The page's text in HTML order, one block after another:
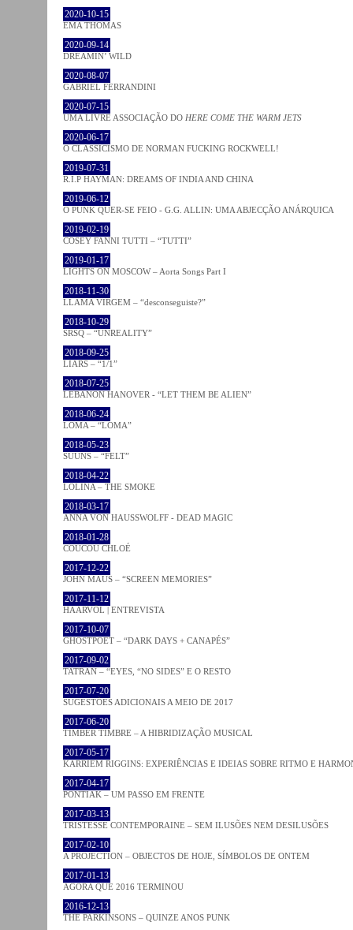
2020-10-15
EMA THOMAS
2020-09-14
DREAMIN’ WILD
2020-08-07
GABRIEL FERRANDINI
2020-07-15
UMA LIVRE ASSOCIAÇÃO DO HERE COME THE WARM JETS
2020-06-17
O CLASSICISMO DE NORMAN FUCKING ROCKWELL!
2019-07-31
R.I.P HAYMAN: DREAMS OF INDIA AND CHINA
2019-06-12
O PUNK QUER-SE FEIO - G.G. ALLIN: UMA ABJECÇÃO ANÁRQUICA
2019-02-19
COSEY FANNI TUTTI – “TUTTI”
2019-01-17
LIGHTS ON MOSCOW – Aorta Songs Part I
2018-11-30
LLAMA VIRGEM – “desconseguiste?”
2018-10-29
SRSQ – “UNREALITY”
2018-09-25
LIARS – “1/1”
2018-07-25
LEBANON HANOVER - “LET THEM BE ALIEN”
2018-06-24
LOMA – “LOMA”
2018-05-23
SUUNS – “FELT”
2018-04-22
LOLINA – THE SMOKE
2018-03-17
ANNA VON HAUSSWOLFF - DEAD MAGIC
2018-01-28
COUCOU CHLOÉ
2017-12-22
JOHN MAUS – “SCREEN MEMORIES”
2017-11-12
HAARVÖL | ENTREVISTA
2017-10-07
GHOSTPOET – “DARK DAYS + CANAPÉS”
2017-09-02
TATRAN – “EYES, “NO SIDES” E O RESTO
2017-07-20
SUGESTÕES ADICIONAIS A MEIO DE 2017
2017-06-20
TIMBER TIMBRE – A HIBRIDIZAÇÃO MUSICAL
2017-05-17
KARRIEM RIGGINS: EXPERIÊNCIAS E IDEIAS SOBRE RITMO E
2017-04-17
PONTIAK – UM PASSO EM FRENTE
2017-03-13
TRISTESSE CONTEMPORAINE – SEM ILUSÕES NEM DESILUSÕES
2017-02-10
A PROJECTION – OBJECTOS DE HOJE, SÍMBOLOS DE ONTEM
2017-01-13
AGORA QUE 2016 TERMINOU
2016-12-13
THE PARKINSONS – QUINZE ANOS PUNK